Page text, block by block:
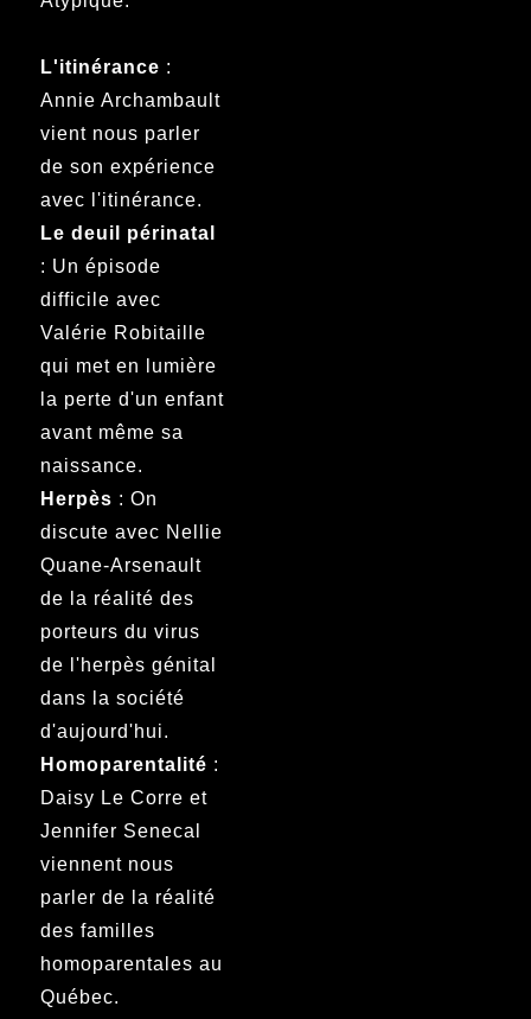
L'itinérance :
Annie Archambault
vient nous parler
de son expérience
avec l'itinérance.
Le deuil périnatal
: Un épisode
difficile avec
Valérie Robitaille
qui met en lumière
la perte d'un enfant
avant même sa
naissance.
Herpès : On
discute avec Nellie
Quane-Arsenault
de la réalité des
porteurs du virus
de l'herpès génital
dans la société
d'aujourd'hui.
Homoparentalité :
Daisy Le Corre et
Jennifer Senecal
viennent nous
parler de la réalité
des familles
homoparentales au
Québec.